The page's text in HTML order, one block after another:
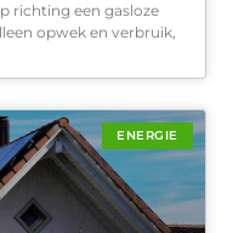
richting een gasloze
opwek en verbruik,
ENERGIE